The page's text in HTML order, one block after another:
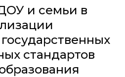
и семьи в
стандартов